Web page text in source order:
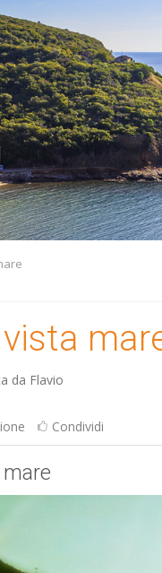
da Flavio
Condividi